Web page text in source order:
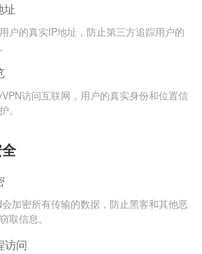
址
户的真实IP地址，防止第三方追踪用户的
访问互联网，用户的真实身份和位置信
。
加密所有传输的数据，防止黑客和其他恶
取信息。
访问